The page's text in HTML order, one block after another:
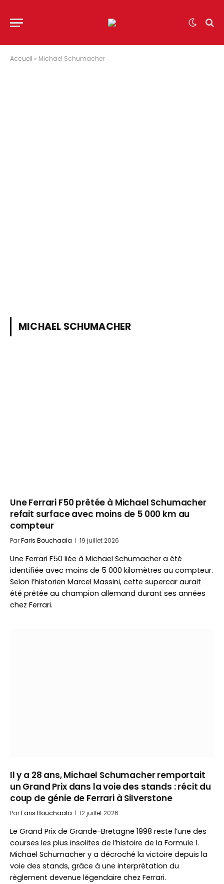
Accueil » Michael Schumacher
MICHAEL SCHUMACHER
Une Ferrari F50 prêtée à Michael Schumacher
refait surface avec moins de 5 000 km au
compteur
ParFaris Bouchaala 19 juillet 2026
Une Ferrari F50 liée à Michael Schumacher a été
identifiée avec moins de 5 000 kilomètres au compteur.
Selon l’historien Marcel Massini, cette supercar aurait
été prêtée au champion allemand durant ses années
chez Ferrari.
Il y a 28 ans, Michael Schumacher remportait
un Grand Prix dans la voie des stands : récit du
coup de génie de Ferrari à Silverstone
ParFaris Bouchaala 12 juillet 2026
Le Grand Prix de Grande-Bretagne 1998 reste l’une des
courses les plus insolites de l’histoire de la Formule 1.
Michael Schumacher y a décroché la victoire depuis la
voie des stands, grâce à une interprétation du
règlement devenue légendaire chez Ferrari.